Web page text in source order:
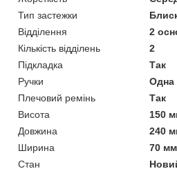
Тип застежки
Відділення
2
Кількість відділень
2
Підкладка
Так
Ручки
Одна
Плечовий ремінь
Так
Висота
150
Довжина
240
Ширина
70 мм
Стан